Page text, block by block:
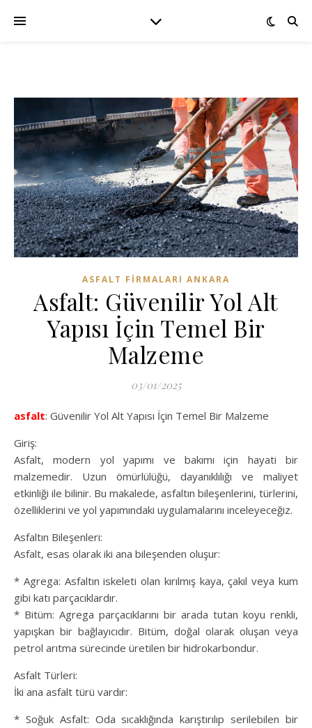
ASFALT FIRMALARI ANKARA
Asfalt: Güvenilir Yol Alt
Yapısı İçin Temel Bir
Malzeme
03/01/2025
asfalt: Güvenilir Yol Alt Yapısı İçin Temel Bir Malzeme
Giriş:
Asfalt, modern yol yapımı ve bakımı için hayati bir
malzemedir. Uzun ömürlülüğü, dayanıklılığı ve maliyet
etkinliği ile bilinir. Bu makalede, asfaltın bileşenlerini, türlerini,
özelliklerini ve yol yapımındaki uygulamalarını inceleyeceğiz.
Asfaltın Bileşenleri:
Asfalt, esas olarak iki ana bileşenden oluşur:
* Agrega: Asfaltın iskeleti olan kırılmış kaya, çakıl veya kum
gibi katı parçacıklardır.
* Bitüm: Agrega parçacıklarını bir arada tutan koyu renkli,
yapışkan bir bağlayıcıdır. Bitüm, doğal olarak oluşan veya
petrol arıtma sürecinde üretilen bir hidrokarbondur.
Asfalt Türleri:
İki ana asfalt türü vardır:
* Soğuk Asfalt: Oda sıcaklığında karıştırılıp serilebilen bir